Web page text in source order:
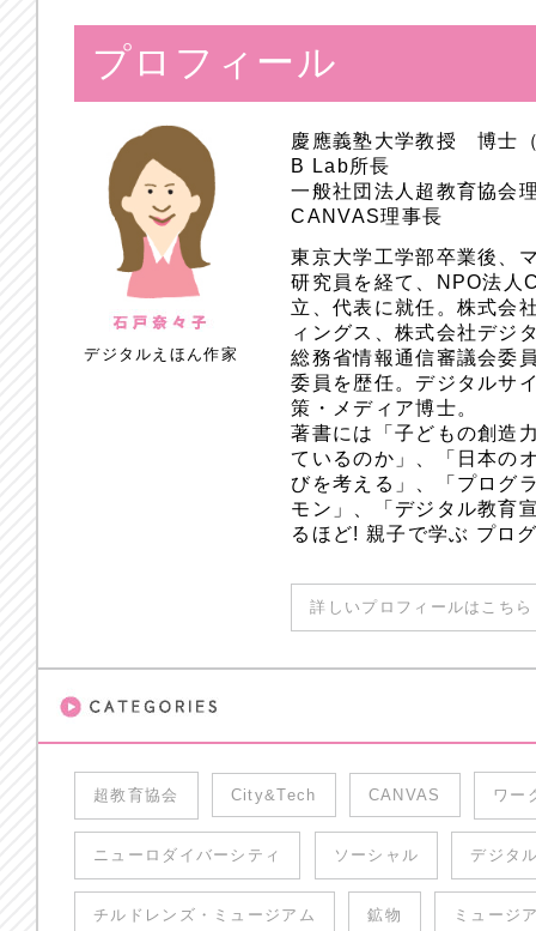
プロフィール
デジタルえほん作家
慶應義塾大学教授 博士
B Lab所長
一般社団法人超教育協会
CANVAS理事長
東京大学工学部卒業後、
研究員を経て、NPO法人
立、代表に就任。株式会
ィングス、株式会社デジ
総務省情報通信審議会委
委員を歴任。デジタルサ
策・メディア博士。
著書には「子どもの創造
ているのか」、「日本の
びを考える」、「プログ
モン」、「デジタル教育
るほど! 親子で学ぶ プロ
詳しいプロフィールはこち
超教育協会 City&Tech CANVAS ワー
ニューロダイバーシティ ソーシャル デジタ
チルドレンズ・ミュージアム 鉱物 ミュージ